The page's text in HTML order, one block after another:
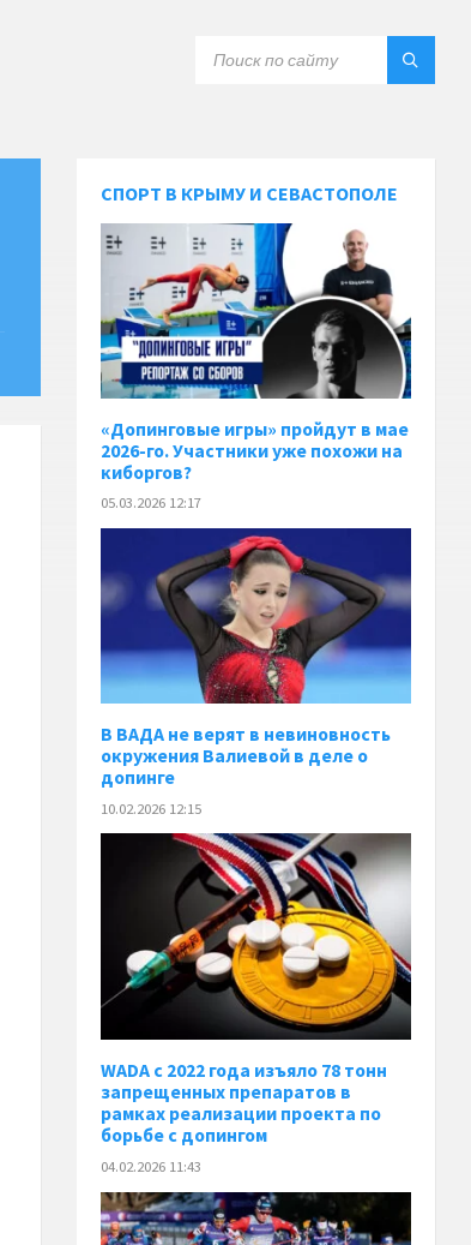
СПОРТ В КРЫМУ И СЕВАСТОПОЛЕ
«Допинговые игры» пройдут в мае
2026-го. Участники уже похожи на
киборгов?
05.03.2026 12:17
В ВАДА не верят в невиновность
окружения Валиевой в деле о
допинге
10.02.2026 12:15
WADA с 2022 года изъяло 78 тонн
запрещенных препаратов в
рамках реализации проекта по
борьбе с допингом
04.02.2026 11:43